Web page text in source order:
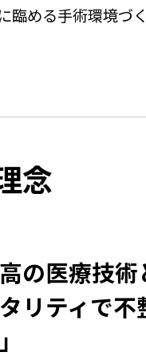
臨める手術環境づ
念
の医療技術
リティで不